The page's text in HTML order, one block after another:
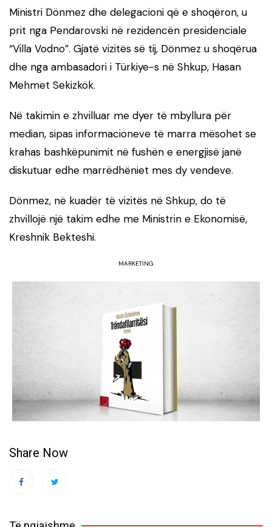
Ministri Dönmez dhe delegacioni që e shoqëron, u
prit nga Pendarovski në rezidencën presidenciale
“Villa Vodno”. Gjatë vizitës së tij, Dönmez u shoqërua
dhe nga ambasadori i Türkiye-s në Shkup, Hasan
Mehmet Sekizkök.
Në takimin e zhvilluar me dyer të mbyllura për
median, sipas informacioneve të marra mësohet se
krahas bashkëpunimit në fushën e energjisë janë
diskutuar edhe marrëdhëniet mes dy vendeve.
Dönmez, në kuadër të vizitës në Shkup, do të
zhvillojë një takim edhe me Ministrin e Ekonomisë,
Kreshnik Bekteshi.
MARKETING
Share Now